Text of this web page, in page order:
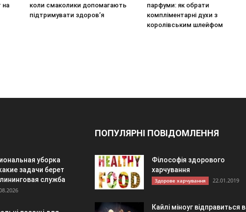
на
коли смаколики допомагають
підтримувати здоров’я
парфуми: як обрати
компліментарні духи з
королівським шлейфом
уборка
задачи берет
служба
ПОПУЛЯРНІ ПОВІДОМЛЕННЯ
Філософія здорового
харчування
Здорове харчування 22.01.2019
Кайлі міноуг відправиться в